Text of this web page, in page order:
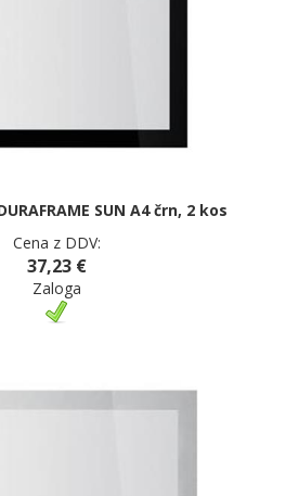
SUN A4 črn, 2 kos
Cena z DDV:
37,23 €
Zaloga